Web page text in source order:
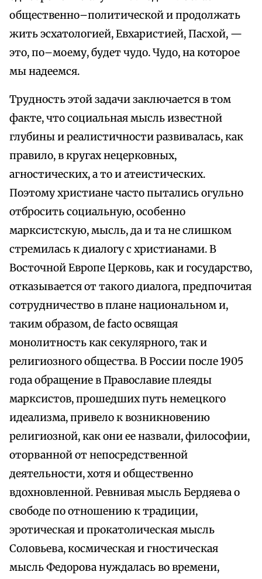
общественно–политической и продолжать
жить эсхатологией, Евхаристией, Пасхой, —
это, по–моему, будет чудо. Чудо, на которое
мы надеемся.
Трудность этой задачи заключается в том
факте, что социальная мысль известной
глубины и реалистичности развивалась, как
правило, в кругах нецерковных,
агностических, а то и атеистических.
Поэтому христиане часто пытались огульно
отбросить социальную, особенно
марксистскую, мысль, да и та не слишком
стремилась к диалогу с христианами. В
Восточной Европе Церковь, как и государство,
отказывается от такого диалога, предпочитая
сотрудничество в плане национальном и,
таким образом, de facto освящая
монолитность как секулярного, так и
религиозного общества. В России после 1905
года обращение в Православие плеяды
марксистов, прошедших путь немецкого
идеализма, привело к возникновению
религиозной, как они ее назвали, философии,
оторванной от непосредственной
деятельности, хотя и общественно
вдохновленной. Ревнивая мысль Бердяева о
свободе по отношению к традиции,
эротическая и прокатолическая мысль
Соловьева, космическая и гностическая
мысль Федорова нуждалась во времени,